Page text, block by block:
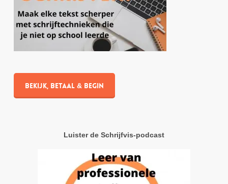
Bekijk, betaal & begin
Luister de Schrijfvis-podcast